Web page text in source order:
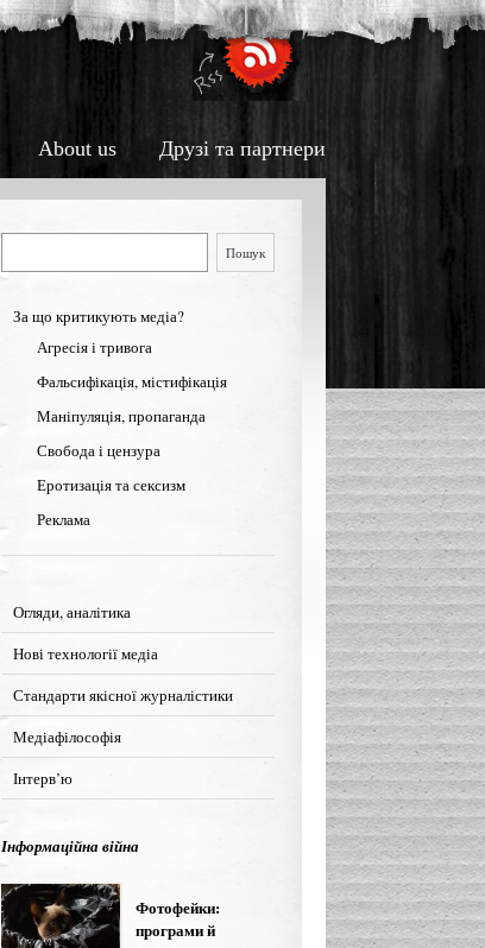
About us Друзі та партнери
Пошук
За що критикують медіа?
Агресія і тривога
Фальсифікація, містифікація
Маніпуляція, пропаганда
Свобода і цензура
Еротизація та сексизм
Реклама
Огляди, аналітика
Нові технології медіа
Стандарти якісної журналістики
Медіафілософія
Інтерв’ю
Інформаційна війна
Фотофейки:
програми й